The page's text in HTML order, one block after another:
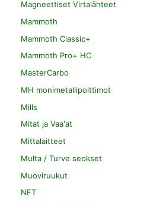
Magneettiset Virtalähteet
Mammoth
Mammoth Classic+
Mammoth Pro+ HC
MasterCarbo
MH monimetallipolttimot
Mills
Mitat ja Vaa'at
Mittalaitteet
Multa / Turve seokset
Muoviruukut
NFT